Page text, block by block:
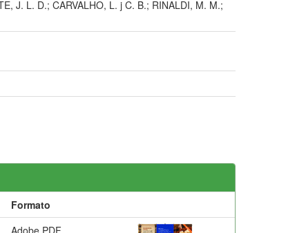
J. L. D.; CARVALHO, L. j C. B.; RINALDI, M. M.;
Formato
Adobe PDF